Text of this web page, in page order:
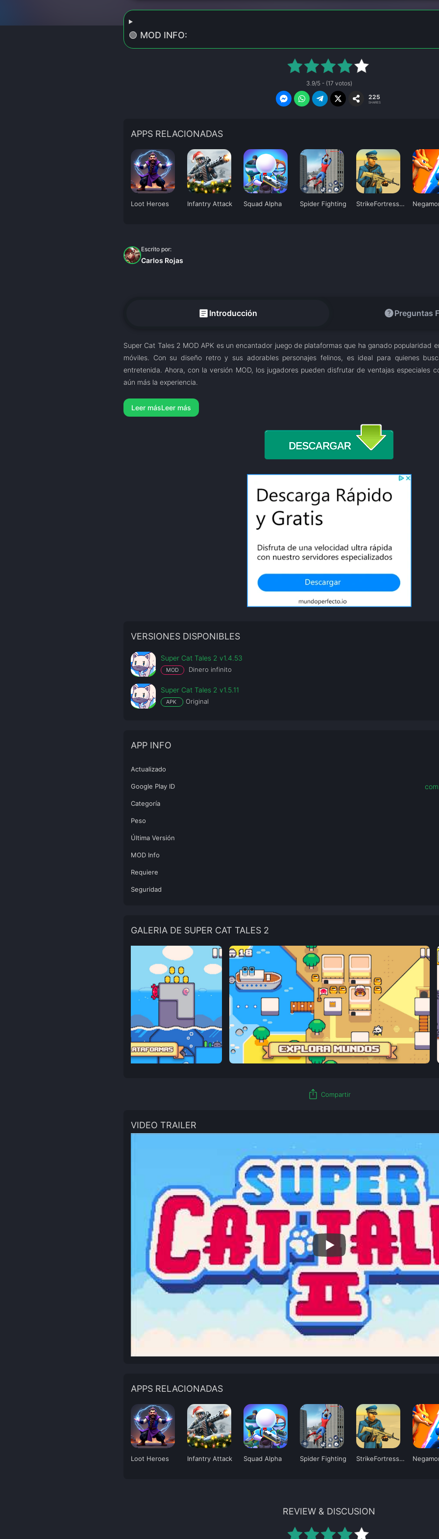
🟢 MOD INFO:
3.9/5 - (17 votos)
225
SHARES
APPS RELACIONADAS
Loot Heroes Infantry Attack Squad Alpha Spider Fighting StrikeFortressBox
Escrito por:
Carlos Rojas
article Introducción helpPreguntas
Super Cat Tales 2 MOD APK es un encantador juego de plataformas que ha ganado popularidad
móviles. Con su diseño retro y sus adorables personajes felinos, es ideal para quienes
entretenida. Ahora, con la versión MOD, los jugadores pueden disfrutar de ventajas especiales
aún más la experiencia.
Leer más
VERSIONES DISPONIBLES
Super Cat Tales 2 v1.4.53
MOD Dinero infinito
Super Cat Tales 2 v1.5.11
APK Original
APP INFO
Actualizado
Google Play ID
Categoría
Peso
Última Versión
MOD Info
Requiere
Seguridad
GALERIA DE SUPER CAT TALES 2
ios_share Compartir
VIDEO TRAILER
APPS RELACIONADAS
Loot Heroes Infantry Attack Squad Alpha Spider Fighting StrikeFortressBox
REVIEW & DISCUSION